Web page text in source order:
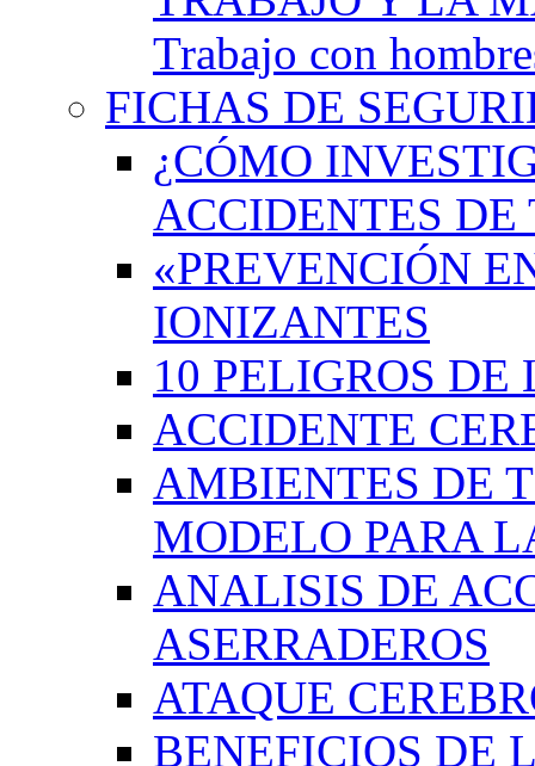
Trabajo con
FICHAS DE
¿CÓMO
ACCIDENTES DE
«PREVENCIÓN
IONIZANTES
10 PELIGROS
ACCIDENTE
AMBIENTES DE
MODELO PARA
ANALISIS DE
ASERRADEROS
ATAQUE
BENEFICIOS DE